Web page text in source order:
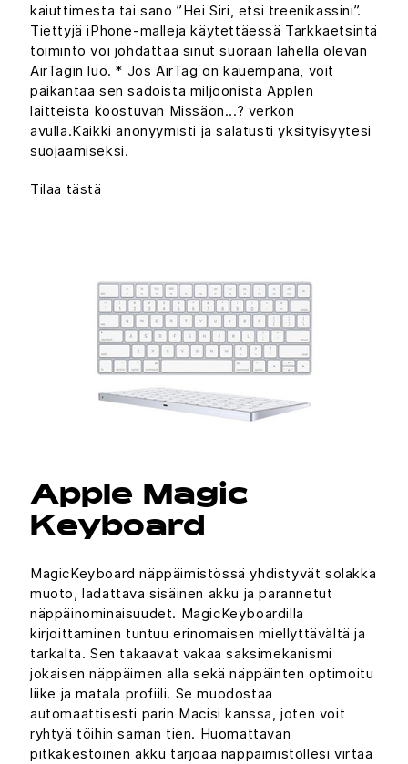
kaiuttimesta tai sano ”Hei Siri, etsi treenikassini”.
Tiettyjä iPhone-malleja käytettäessä Tarkkaetsintä
toiminto voi johdattaa sinut suoraan lähellä olevan
AirTagin luo. * Jos AirTag on kauempana, voit
paikantaa sen sadoista miljoonista Applen
laitteista koostuvan Missäon...? verkon
avulla.Kaikki anonyymisti ja salatusti yksityisyytesi
suojaamiseksi.
Tilaa tästä
Apple Magic
Keyboard
MagicKeyboard näppäimistössä yhdistyvät solakka
muoto, ladattava sisäinen akku ja parannetut
näppäinominaisuudet. MagicKeyboardilla
kirjoittaminen tuntuu erinomaisen miellyttävältä ja
tarkalta. Sen takaavat vakaa saksimekanismi
jokaisen näppäimen alla sekä näppäinten optimoitu
liike ja matala profiili. Se muodostaa
automaattisesti parin Macisi kanssa, joten voit
ryhtyä töihin saman tien. Huomattavan
pitkäkestoinen akku tarjoaa näppäimistöllesi virtaa